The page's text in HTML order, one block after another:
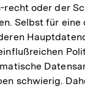
oder der
Selbst für
schwierig.